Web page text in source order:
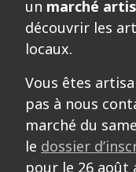
un marché
découvrir les
locaux.
Vous êtes
pas à nous
marché du
le dossier
pour le 26 août